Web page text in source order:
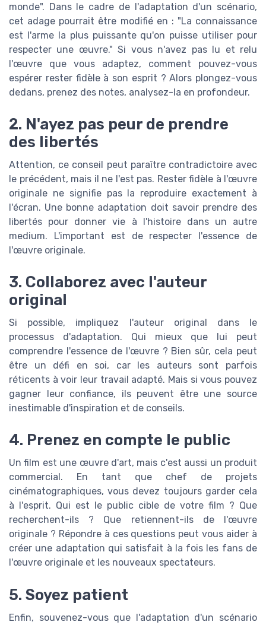
monde". Dans le cadre de l'adaptation d'un scénario,
cet adage pourrait être modifié en : "La connaissance
est l'arme la plus puissante qu'on puisse utiliser pour
respecter une œuvre." Si vous n'avez pas lu et relu
l'œuvre que vous adaptez, comment pouvez-vous
espérer rester fidèle à son esprit ? Alors plongez-vous
dedans, prenez des notes, analysez-la en profondeur.
2. N'ayez pas peur de prendre
des libertés
Attention, ce conseil peut paraître contradictoire avec
le précédent, mais il ne l'est pas. Rester fidèle à l'œuvre
originale ne signifie pas la reproduire exactement à
l'écran. Une bonne adaptation doit savoir prendre des
libertés pour donner vie à l'histoire dans un autre
medium. L'important est de respecter l'essence de
l'œuvre originale.
3. Collaborez avec l'auteur
original
Si possible, impliquez l'auteur original dans le
processus d'adaptation. Qui mieux que lui peut
comprendre l'essence de l'œuvre ? Bien sûr, cela peut
être un défi en soi, car les auteurs sont parfois
réticents à voir leur travail adapté. Mais si vous pouvez
gagner leur confiance, ils peuvent être une source
inestimable d'inspiration et de conseils.
4. Prenez en compte le public
Un film est une œuvre d'art, mais c'est aussi un produit
commercial. En tant que chef de projets
cinématographiques, vous devez toujours garder cela
à l'esprit. Qui est le public cible de votre film ? Que
recherchent-ils ? Que retiennent-ils de l'œuvre
originale ? Répondre à ces questions peut vous aider à
créer une adaptation qui satisfait à la fois les fans de
l'œuvre originale et les nouveaux spectateurs.
5. Soyez patient
Enfin, souvenez-vous que l'adaptation d'un scénario